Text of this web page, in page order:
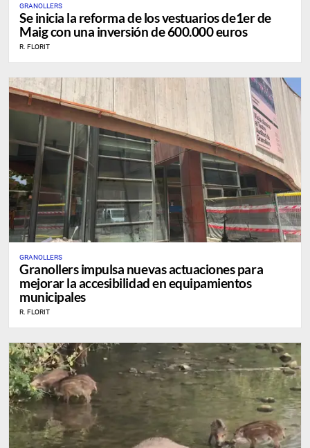
GRANOLLERS
Se inicia la reforma de los vestuarios de1er de
Maig con una inversión de 600.000 euros
R. FLORIT
GRANOLLERS
Granollers impulsa nuevas actuaciones para
mejorar la accesibilidad en equipamientos
municipales
R. FLORIT